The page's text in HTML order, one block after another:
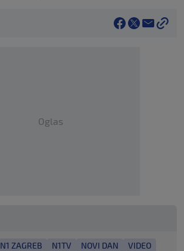
Oglas
N1 ZAGREB N1TV NOVI DAN VIDEO